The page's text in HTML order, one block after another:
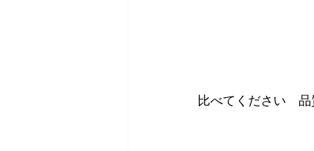
比べてください　